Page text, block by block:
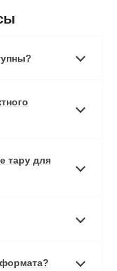
тару для